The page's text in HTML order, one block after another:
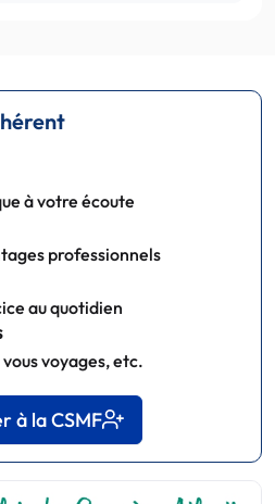
à votre écoute
professionnels
au quotidien
voyages, etc.
à la CSMF